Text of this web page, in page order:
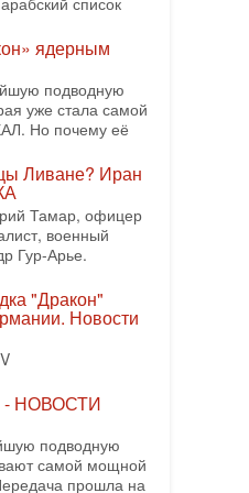
НОВОСТИ
заявил об
после
региона. По его
его на этот
не раз кардинально
Достаточно
когда
самом деле
Биньямина
Трампом
Полная
Трамп не
взрыв!
МИГДАЛЬ,
ядерным
подводную
уже стала самой
Но почему её
Ливане? Иран
Тамар, офицер
военный
Гур-Арье.
"Дракон"
Новости
- НОВОСТИ
подводную
самой мощной
прошла на